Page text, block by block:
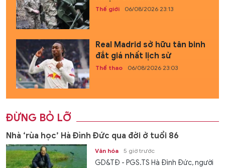
Thế giới 06/08/2026 23:13
Real Madrid sở hữu tân binh
đắt giá nhất lịch sử
Thể thao 06/08/2026 23:03
ĐỪNG BỎ LỠ
Nhà ‘rùa học’ Hà Đình Đức qua đời ở tuổi 86
Văn hóa 5 giờ trước
GD&TĐ - PGS.TS Hà Đình Đức, người